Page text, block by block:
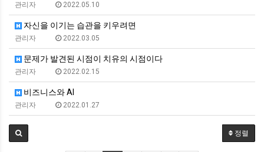
관리자 2022.05.10
자신을 이기는 습관을 키우려면
관리자 2022.03.05
문제가 발견된 시점이 치유의 시점이다
관리자 2022.02.15
비즈니스와 AI
관리자 2022.01.27
정렬